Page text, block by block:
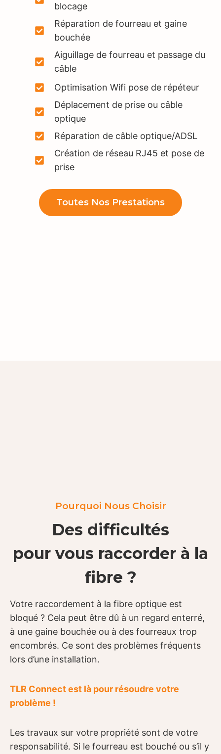
blocage
Réparation de fourreau et gaine
bouchée
Aiguillage de fourreau et passage du
câble
Optimisation Wifi pose de répéteur
Déplacement de prise ou câble
optique
Réparation de câble optique/ADSL
Création de réseau RJ45 et pose de
prise
Toutes Nos Prestations
Pourquoi Nous Choisir
Des difficultés
pour vous raccorder à la
fibre ?
Votre raccordement à la fibre optique est
bloqué ? Cela peut être dû à un regard enterré,
à une gaine bouchée ou à des fourreaux trop
encombrés. Ce sont des problèmes fréquents
lors d’une installation.
TLR Connect est là pour résoudre votre
problème !
Les travaux sur votre propriété sont de votre
responsabilité. Si le fourreau est bouché ou s’il y